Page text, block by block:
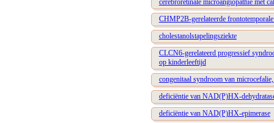
cerebroretinale microangiopathie met
CHMP2B-gerelateerde
cholestanolstapelingsziekte
CLCN6-gerelateerd progressief
op kinderleeftijd
congenitaal syndroom van
deficiëntie van NAD(P)HX-
deficiëntie van NAD(P)HX-epimerase